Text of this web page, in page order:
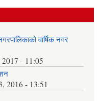
वार्षिक नगर
2017 - 11:05
2016 - 13:51